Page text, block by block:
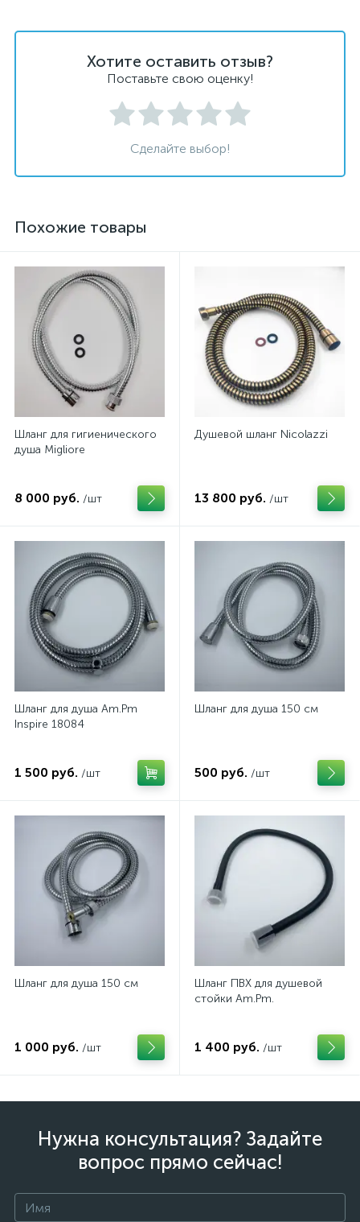
Хотите оставить отзыв?
Поставьте свою оценку!
Сделайте выбор!
Похожие товары
Шланг для гигиенического
душа Migliore
8 000 руб. /шт
Душевой шланг Nicolazzi
13 800 руб. /шт
Шланг для душа Am.Pm
Inspire 18084
1 500 руб. /шт
Шланг для душа 150 см
500 руб. /шт
Шланг для душа 150 см
1 000 руб. /шт
Шланг ПВХ для душевой
стойки Am.Pm.
1 400 руб. /шт
Нужна консультация? Задайте
вопрос прямо сейчас!